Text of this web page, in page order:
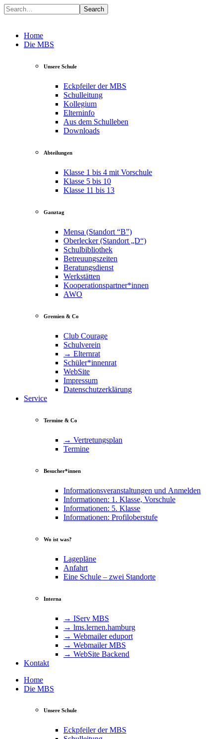
Search
Home
Die MBS
Unsere Schule
Eckpfeiler der MBS
Schulleitung
Kollegium
Elterninfo
Aus dem Schulleben
Downloads
Abteilungen
Klasse 1 bis 4 mit Vorschule
Klasse 5 bis 10
Klasse 11 bis 13
Ganztag
Mensa (Standort “B”)
Oberlecker (Standort „D“)
Schulbibliothek
Betreuungszeiten
Beratungsdienst
Werkstätten
Kooperationspartner*innen
AWO
Gremien & Co
Club Courage
Schulverein
→ Elternrat
Schüler*innenrat
WebSite
Impressum
Datenschutzerklärung
Service
Termine & Co
→ Vertretungsplan
Termine
Besucher*innen
Informationsveranstaltungen und Anmelden
Informationen: 1. Klasse, Vorschule
Informationen: 5. Klasse
Informationen: Profiloberstufe
Wo ist was?
Lagepläne
Anfahrt
Eine Schule – zwei Standorte
Interna
→ IServ MBS
→ lms​.ler​nen​.ham​burg
→ Webmailer eduport
→ Webmailer MBS
→ WebSite Backend
Kontakt
Home
Die MBS
Unsere Schule
Eckpfeiler der MBS